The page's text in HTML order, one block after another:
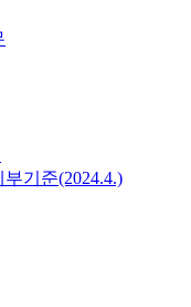
기준(2024.4.)